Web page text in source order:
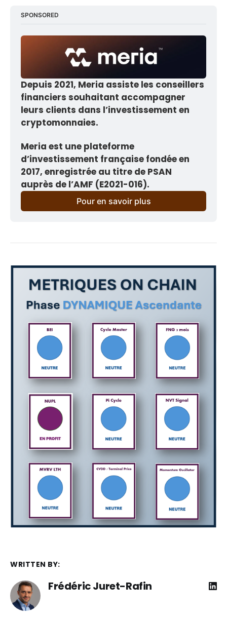
SPONSORED
Depuis 2021, Meria assiste les conseillers
financiers souhaitant accompagner
leurs clients dans l’investissement en
cryptomonnaies.
Meria est une plateforme
d’investissement française fondée en
2017, enregistrée au titre de PSAN
auprès de l’AMF (E2021-016).
Pour en savoir plus
WRITTEN BY:
Frédéric Juret-Rafin